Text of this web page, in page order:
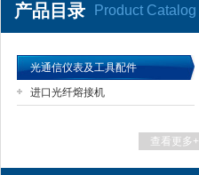
产品目录 Product Catalog
光通信仪表及工具配件
进口光纤熔接机
查看更多+